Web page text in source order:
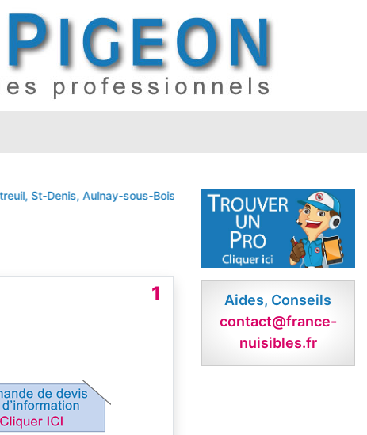
St-Denis, Aulnay-sous-Bois, Aubervilliers, Drancy, Noisy-le-Grand,
1
Aides, Conseils
contact@france-
nuisibles.fr